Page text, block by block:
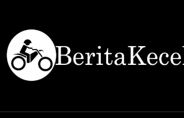
content